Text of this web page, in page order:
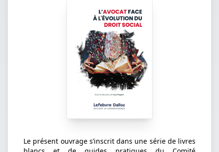
Le présent ouvrage s’inscrit dans une série de livres